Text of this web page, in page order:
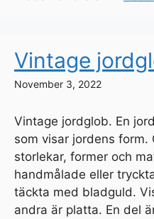
Vintage
November 3, 2022
Vintage jordglob. En
som visar jordens form.
storlekar, former och
handmålade eller
täckta med bladguld.
andra är platta. En del